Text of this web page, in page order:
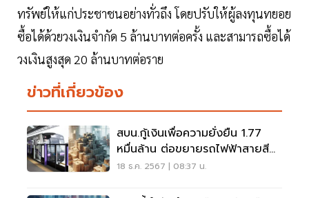
ทรัพย์ให้แก่ประชาชนอย่างทั่วถึง โดยปรับให้ผู้ลงทุนทยอย
ซื้อได้ด้วยวงเงินจำกัด 5 ล้านบาทต่อครั้ง และสามารถซื้อได้
วงเงินสูงสุด 20 ล้านบาทต่อราย
ข่าวที่เกี่ยวข้อง
สบน.กู้เงินเพื่อความยั่งยืน 1.77
หมื่นล้าน ต่อขยายรถไฟฟ้าสายสี
ม่วง
18 ธ.ค. 2567 | 08:37 น.